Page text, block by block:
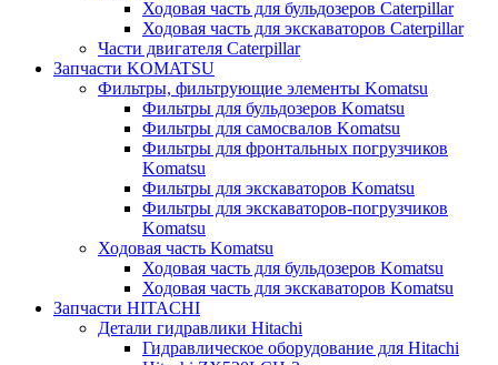
Ходовая часть для бульдозеров Caterpillar
Ходовая часть для экскаваторов Caterpillar
Части двигателя Caterpillar
Запчасти KOMATSU
Фильтры, фильтрующие элементы Komatsu
Фильтры для бульдозеров Komatsu
Фильтры для самосвалов Komatsu
Фильтры для фронтальных погрузчиков
Komatsu
Фильтры для экскаваторов Komatsu
Фильтры для экскаваторов-погрузчиков
Komatsu
Ходовая часть Komatsu
Ходовая часть для бульдозеров Komatsu
Ходовая часть для экскаваторов Komatsu
Запчасти HITACHI
Детали гидравлики Hitachi
Гидравлическое оборудование для Hitachi